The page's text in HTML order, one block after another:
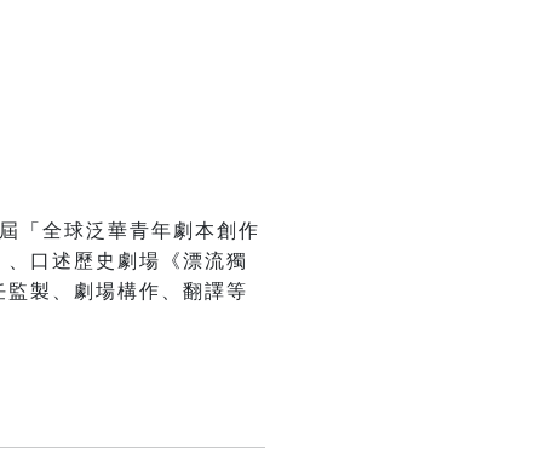
「全球泛華青年劇本創作
口述歷史劇場《漂流獨
製、劇場構作、翻譯等